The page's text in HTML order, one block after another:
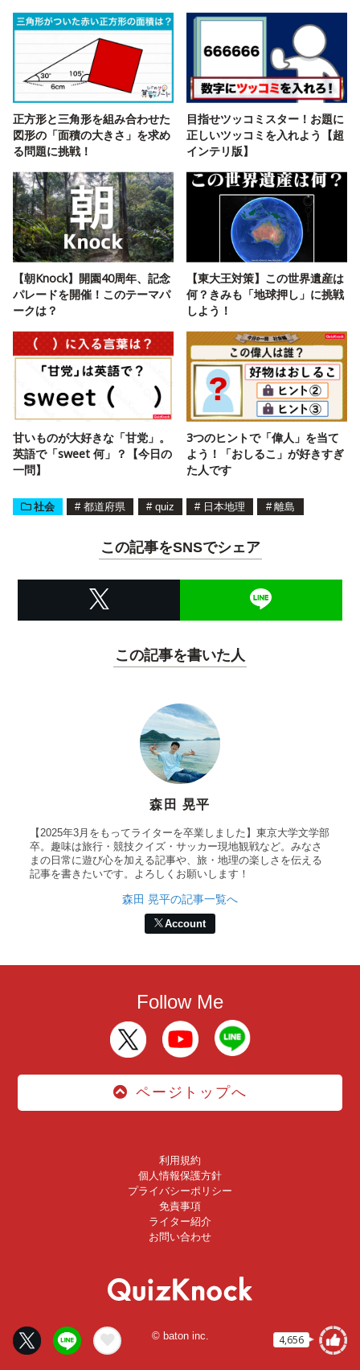
4,656
正方形と三角形を組み合わせた
図形の「面積の大きさ」を求め
る問題に挑戦！
目指せツッコミスター！お題に
正しいツッコミを入れよう【超
インテリ版】
【朝Knock】開園40周年、記念
パレードを開催！このテーマパ
ークは？
【東大王対策】この世界遺産は
何？きみも「地球押し」に挑戦
しよう！
甘いものが大好きな「甘党」。
英語で「sweet 何」？【今日の
一問】
3つのヒントで「偉人」を当て
よう！「おしるこ」が好きすぎ
た人です
社会 # 都道府県 # quiz # 日本地理 # 離島
この記事をSNSでシェア
この記事を書いた人
森田 晃平
【2025年3月をもってライターを卒業しました】東京大学文学部
卒。趣味は旅行・競技クイズ・サッカー現地観戦など。みなさ
まの日常に遊び心を加える記事や、旅・地理の楽しさを伝える
記事を書きたいです。よろしくお願いします！
森田 晃平の記事一覧へ
Account
Follow Me
ページトップへ
利用規約
個人情報保護方針
プライバシーポリシー
免責事項
ライター紹介
お問い合わせ
© baton inc.